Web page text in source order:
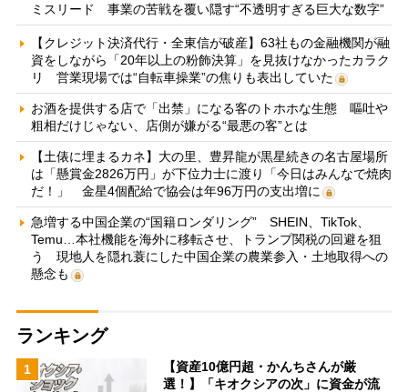
ミスリード 事業の苦戦を覆い隠す“不透明すぎる巨大な数字”
【クレジット決済代行・全東信が破産】63社もの金融機関が融
資をしながら「20年以上の粉飾決算」を見抜けなかったカラク
リ 営業現場では“自転車操業”の焦りも表出していた
お酒を提供する店で「出禁」になる客のトホホな生態 嘔吐や
粗相だけじゃない、店側が嫌がる“最悪の客”とは
【土俵に埋まるカネ】大の里、豊昇龍が黒星続きの名古屋場所
は「懸賞金2826万円」が下位力士に渡り「今日はみんなで焼肉
だ！」 金星4個配給で協会は年96万円の支出増に
急増する中国企業の“国籍ロンダリング” SHEIN、TikTok、
Temu…本社機能を海外に移転させ、トランプ関税の回避を狙
う 現地人を隠れ蓑にした中国企業の農業参入・土地取得への
懸念も
ランキング
1
【資産10億円超・かんちさんが厳
選！】「キオクシアの次」に資金が流